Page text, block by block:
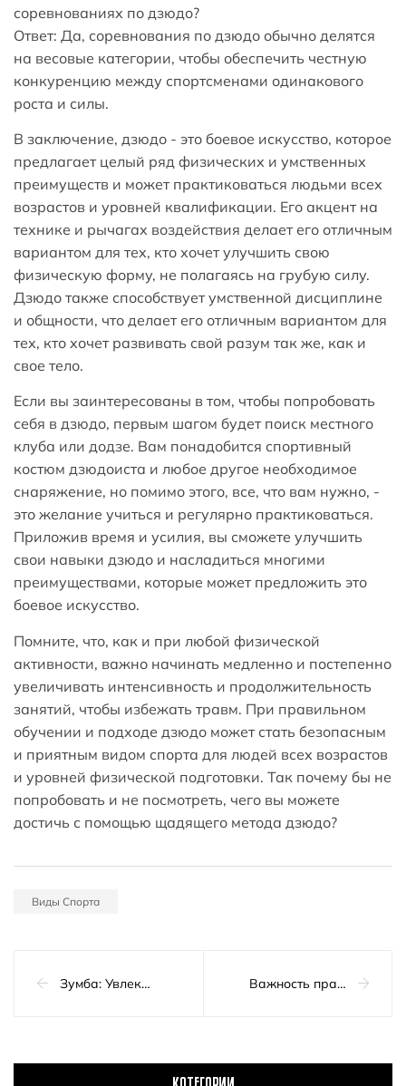
соревнованиях по дзюдо?
Ответ: Да, соревнования по дзюдо обычно делятся
на весовые категории, чтобы обеспечить честную
конкуренцию между спортсменами одинакового
роста и силы.
В заключение, дзюдо - это боевое искусство, которое
предлагает целый ряд физических и умственных
преимуществ и может практиковаться людьми всех
возрастов и уровней квалификации. Его акцент на
технике и рычагах воздействия делает его отличным
вариантом для тех, кто хочет улучшить свою
физическую форму, не полагаясь на грубую силу.
Дзюдо также способствует умственной дисциплине
и общности, что делает его отличным вариантом для
тех, кто хочет развивать свой разум так же, как и
свое тело.
Если вы заинтересованы в том, чтобы попробовать
себя в дзюдо, первым шагом будет поиск местного
клуба или додзе. Вам понадобится спортивный
костюм дзюдоиста и любое другое необходимое
снаряжение, но помимо этого, все, что вам нужно, -
это желание учиться и регулярно практиковаться.
Приложив время и усилия, вы сможете улучшить
свои навыки дзюдо и насладиться многими
преимуществами, которые может предложить это
боевое искусство.
Помните, что, как и при любой физической
активности, важно начинать медленно и постепенно
увеличивать интенсивность и продолжительность
занятий, чтобы избежать травм. При правильном
обучении и подходе дзюдо может стать безопасным
и приятным видом спорта для людей всех возрастов
и уровней физической подготовки. Так почему бы не
попробовать и не посмотреть, чего вы можете
достичь с помощью щадящего метода дзюдо?
Виды Спорта
Зумба: Увлекательный способ привести себя в форму и зарядиться энергией Важность правильной техники дыхания во время тренировки